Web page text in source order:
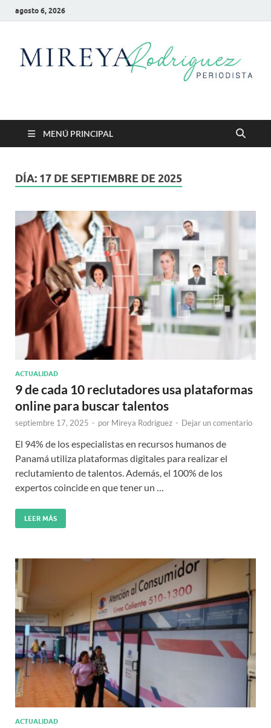
agosto 6, 2026
Mireya Rodriguez
MENÚ PRINCIPAL
DÍA: 17 DE SEPTIEMBRE DE 2025
ACTUALIDAD
9 de cada 10 reclutadores usa plataformas
online para buscar talentos
septiembre 17, 2025 - por Mireya Rodriguez - Dejar un comentario
El 94% de los especialistas en recursos humanos de
Panamá utiliza plataformas digitales para realizar el
reclutamiento de talentos. Además, el 100% de los
expertos coincide en que tener un …
LEER MÁS
ACTUALIDAD